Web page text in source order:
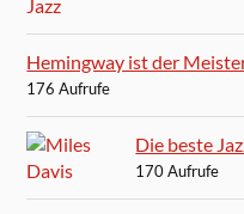
Hemingway ist der
176 Aufrufe
Die beste
170 Aufrufe